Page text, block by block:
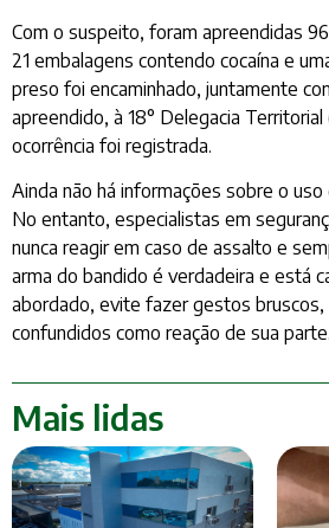
Com o suspeito, foram apreendidas
21 embalagens contendo cocaína e
preso foi encaminhado, juntamente
apreendido, à 18° Delegacia Territorial
ocorrência foi registrada.
Ainda não há informações sobre o uso
No entanto, especialistas em
nunca reagir em caso de assalto e
arma do bandido é verdadeira e está
abordado, evite fazer gestos
confundidos como reação de sua parte.
Mais lidas